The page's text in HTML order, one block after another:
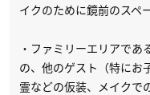
イクのために鏡前のスペ
・ファミリーエリアで
の、他のゲスト（特にお
霊などの仮装、メイクで